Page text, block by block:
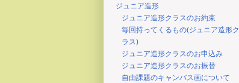
ジュニア造形
ジュニア造形クラスのお約束
毎回持ってくるもの(ジュニア造形ク
ラス)
ジュニア造形クラスのお申込み
ジュニア造形クラスのお振替
自由課題のキャンバス画について